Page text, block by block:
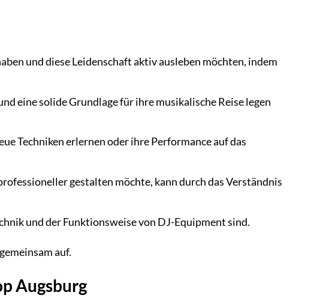
und diese Leidenschaft aktiv ausleben möchten, indem
eine solide Grundlage für ihre musikalische Reise legen
Techniken erlernen oder ihre Performance auf das
gestalten möchte, kann durch das Verständnis
und der Funktionsweise von DJ-Equipment sind.
auf.
Augsburg